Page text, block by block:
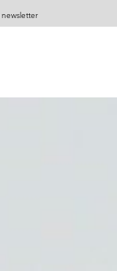
newsletter